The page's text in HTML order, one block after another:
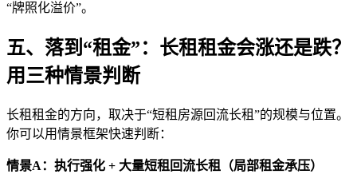
“牌照化溢价”。
五、落到“租金”：长租租金会涨还是跌？
用三种情景判断
长租租金的方向，取决于“短租房源回流长租”的规模与位置。
你可以用情景框架快速判断：
情景A：执行强化 + 大量短租回流长租（局部租金承压）